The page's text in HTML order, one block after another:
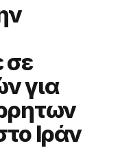
σε
για
Ιράν